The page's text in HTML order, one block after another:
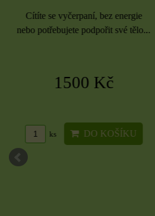
Cítíte se vyčerpaní, bez energie
nebo potřebujete podpořit své tělo...
1500 Kč
ks DO KOŠÍKU